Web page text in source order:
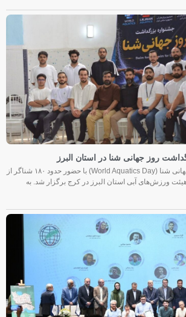
روز جهانی شنا در استان البرز
جشنواره بزرگداشت روز جهانی شنا (World Aquatics Day) با حضور حدود ۱۸۰ شناگر از
ورزش‌های آبی استان البرز در کرج برگزار شد. به